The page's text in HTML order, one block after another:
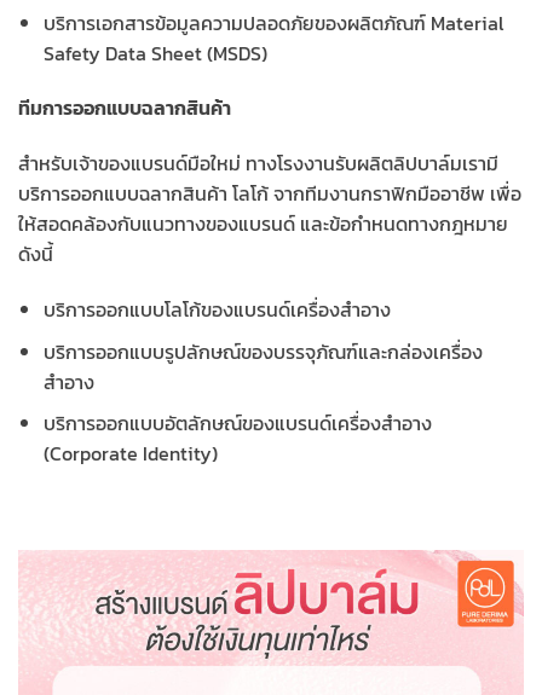
บริการเอกสารข้อมูลความปลอดภัยของผลิตภัณฑ์ Material
Safety Data Sheet (MSDS)
ทีมการออกแบบฉลากสินค้า
สำหรับเจ้าของแบรนด์มือใหม่ ทางโรงงานรับผลิตลิปบาล์มเรามี
บริการออกแบบฉลากสินค้า โลโก้ จากทีมงานกราฟิกมืออาชีพ เพื่อ
ให้สอดคล้องกับแนวทางของแบรนด์ และข้อกำหนดทางกฎหมาย
ดังนี้
บริการออกแบบโลโก้ของแบรนด์เครื่องสำอาง
บริการออกแบบรูปลักษณ์ของบรรจุภัณฑ์และกล่องเครื่อง
สำอาง
บริการออกแบบอัตลักษณ์ของแบรนด์เครื่องสำอาง
(Corporate Identity)